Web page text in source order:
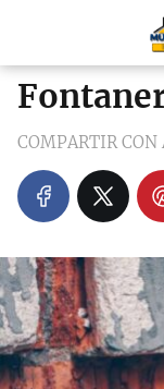
COMPARTIR CON